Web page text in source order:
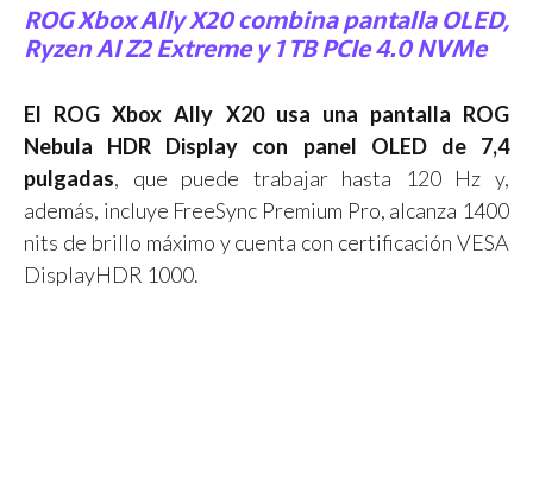
ROG Xbox Ally X20 combina pantalla OLED,
Ryzen AI Z2 Extreme y 1 TB PCIe 4.0 NVMe
El ROG Xbox Ally X20 usa una pantalla ROG
Nebula HDR Display con panel OLED de 7,4
pulgadas, que puede trabajar hasta 120 Hz y,
además, incluye FreeSync Premium Pro, alcanza 1400
nits de brillo máximo y cuenta con certificación VESA
DisplayHDR 1000.